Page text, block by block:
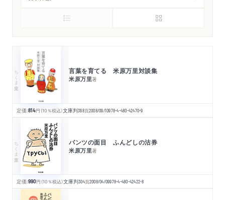
ちくま文庫 言葉を育てる 米原万里対談集
米原万里著
定価:814円 （10％税込）文庫判368頁2008/09/10978-4-480-42470-9
ちくま文庫 パンツの面目 ふんどしの沽券
米原万里著
定価:990円 （10％税込）文庫判304頁2008/04/09978-4-480-42422-8